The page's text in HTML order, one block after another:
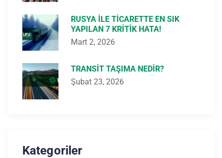
RUSYA ILE TICARETTE EN SIK
YAPILAN 7 KRITIK HATA!
Mart 2, 2026
TRANSIT TAŞIMA NEDIR?
Şubat 23, 2026
Kategoriler